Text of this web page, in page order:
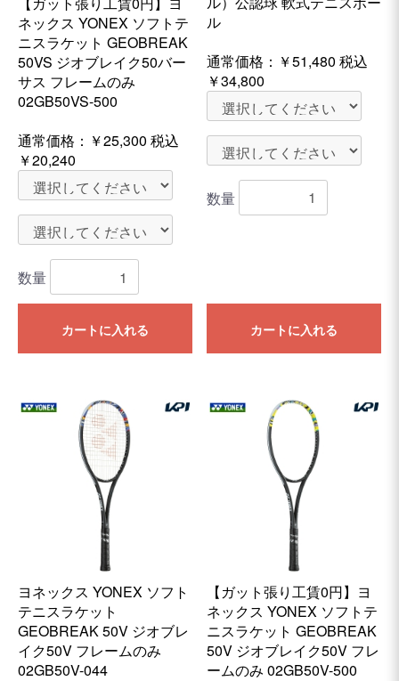
ネックス YONEX ソフトテ
ニスラケット GEOBREAK
50VS ジオブレイク50バー
サス フレームのみ
02GB50VS-500
通常価格： ￥25,300 税込
￥20,240
数量
カートに入れる
ル
通常価格： ￥51,480 税込
￥34,800
数量
カートに入れる
ヨネックス YONEX ソフト
テニスラケット
GEOBREAK 50V ジオブレ
イク50V フレームのみ
02GB50V-044
【ガット張り工賃0円】ヨ
ネックス YONEX ソフトテ
ニスラケット GEOBREAK
50V ジオブレイク50V フレ
ームのみ 02GB50V-500